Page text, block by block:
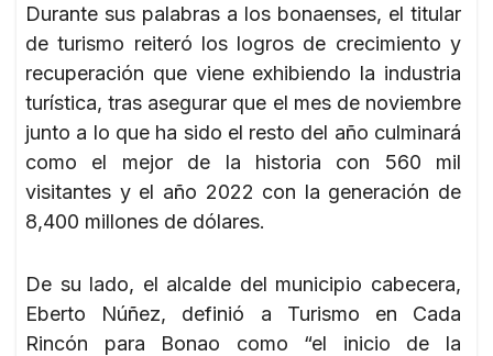
Durante sus palabras a los bonaenses, el titular
de turismo reiteró los logros de crecimiento y
recuperación que viene exhibiendo la industria
turística, tras asegurar que el mes de noviembre
junto a lo que ha sido el resto del año culminará
como el mejor de la historia con 560 mil
visitantes y el año 2022 con la generación de
8,400 millones de dólares.
De su lado, el alcalde del municipio cabecera,
Eberto Núñez, definió a Turismo en Cada
Rincón para Bonao como “el inicio de la